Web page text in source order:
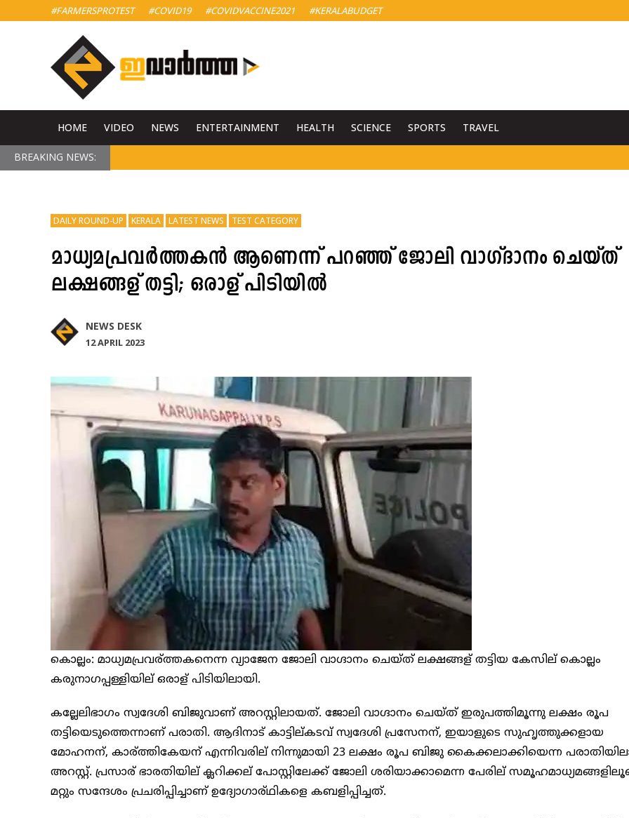
#FARMERSPROTEST #COVID19 #COVIDVACCINE2021 #KERALABUDGET
HOME VIDEO NEWS ENTERTAINMENT HEALTH SCIENCE SPORTS TRAVEL
BREAKING NEWS:
DAILY ROUND-UP KERALA LATEST NEWS TEST CATEGORY
മാധ്യമപ്രവര്‍ത്തകന്‍ ആണെന്ന് പറഞ്ഞ് ജോലി വാഗ്ദാനം ചെയ്ത്
ലക്ഷങ്ങള് തട്ടി; ഒരാള് പിടിയിൽ
NEWS DESK
12 APRIL 2023
കൊല്ലം: മാധ്യമപ്രവര്ത്തകനെന്ന വ്യാജേന ജോലി വാഗ്ദാനം ചെയ്ത് ലക്ഷങ്ങള് തട്ടിയ കേസില് കൊല്ലം
കരുനാഗപ്പള്ളിയില് ഒരാള് പിടിയിലായി.
കല്ലേലിഭാഗം സ്വദേശി ബിജുവാണ് അറസ്റ്റിലായത്. ജോലി വാഗ്ദാനം ചെയ്ത് ഇരുപത്തിമൂന്നു ലക്ഷം രൂപ
തട്ടിയെടുത്തെന്നാണ് പരാതി. ആദിനാട് കാട്ടില്കടവ് സ്വദേശി പ്രസേനന്, ഇയാളുടെ സുഹൃത്തുക്കളായ
മോഹനന്, കാര്ത്തികേയന് എന്നിവരില് നിന്നുമായി 23 ലക്ഷം രൂപ ബിജു കൈക്കലാക്കിയെന്ന
അറസ്റ്റ്. പ്രസാര് ഭാരതിയില് ക്ലറിക്കല് പോസ്റ്റിലേക്ക് ജോലി ശരിയാക്കാമെന്ന പേരില്
മറ്റും സന്ദേശം പ്രചരിപ്പിച്ചാണ് ഉദ്യോഗാര്ഥികളെ കബളിപ്പിച്ചത്.